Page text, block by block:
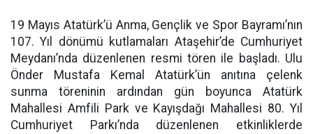
19 Mayıs Atatürk’ü Anma, Gençlik ve Spor Bayramı’nın
107. Yıl dönümü kutlamaları Ataşehir’de Cumhuriyet
Meydanı’nda düzenlenen resmi tören ile başladı. Ulu
Önder Mustafa Kemal Atatürk’ün anıtına çelenk
sunma töreninin ardından gün boyunca Atatürk
Mahallesi Amfili Park ve Kayışdağı Mahallesi 80. Yıl
Cumhuriyet Parkı’nda düzenlenen etkinliklerde